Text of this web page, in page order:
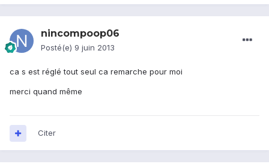
nincompoop06
Posté(e) 9 juin 2013
ca s est réglé tout seul ca remarche pour moi
merci quand même
Citer